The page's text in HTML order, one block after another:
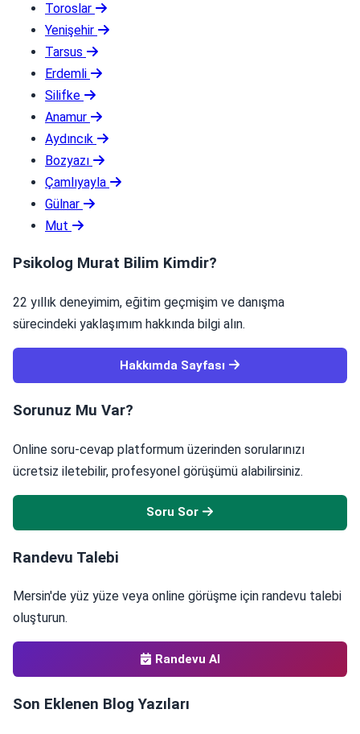
Toroslar
Yenişehir
Tarsus
Erdemli
Silifke
Anamur
Aydıncık
Bozyazı
Çamlıyayla
Gülnar
Mut
Psikolog Murat Bilim Kimdir?
22 yıllık deneyimim, eğitim geçmişim ve danışma
sürecindeki yaklaşımım hakkında bilgi alın.
Hakkımda Sayfası
Sorunuz Mu Var?
Online soru-cevap platformum üzerinden sorularınızı
ücretsiz iletebilir, profesyonel görüşümü alabilirsiniz.
Soru Sor
Randevu Talebi
Mersin'de yüz yüze veya online görüşme için randevu talebi
oluşturun.
Randevu Al
Son Eklenen Blog Yazıları